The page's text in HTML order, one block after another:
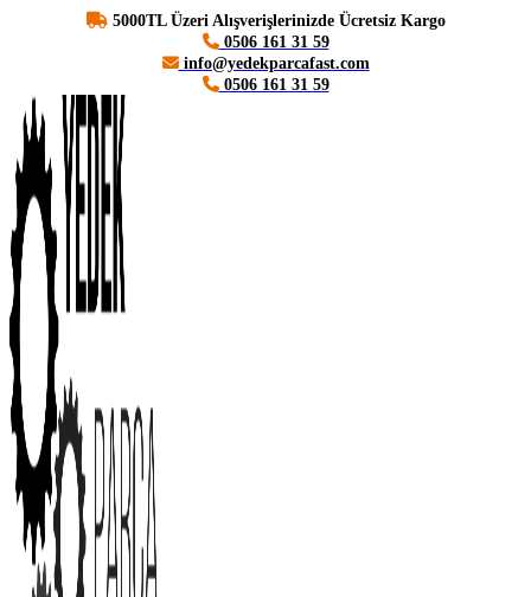
5000TL Üzeri Alışverişlerinizde Ücretsiz Kargo
0506 161 31 59
info@yedekparcafast.com
0506 161 31 59